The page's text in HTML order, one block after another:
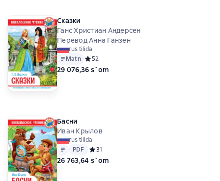
Сказки
Ганс Христиан Андерсен
Перевод Анна Ганзен
rus tilida
Matn Средний рейтинг 5 на основе 2 оценок
52
29 076,36 s`om
Басни
Иван Крылов
rus tilida
Matn
PDF
PDF Средний рейтинг 3 на основе 1 оценок
31
26 763,64 s`om